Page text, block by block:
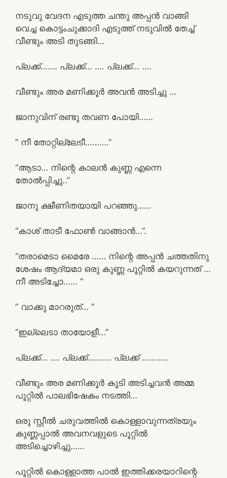
നടുവു വേദന എടുത്ത ചന്തു അപ്പൻ വാങ്ങി
വെച്ച കൊട്ടംചുക്കാദി എടുത്ത് നടുവിൽ തേച്ച്
വീണ്ടും അടി തുടങ്ങി…
പ്ലക്ക്……. പ്ലക്ക്… …. പ്ലക്ക്… ….
വീണ്ടും അര മണിക്കൂർ അവൻ അടിച്ചു …
ജാനുവിന് രണ്ടു തവണ പോയി……
” നീ തോറ്റില്ലേടീ……….”
“ആടാ… നിന്റെ കാലൻ കുണ്ണ എന്നെ
തോൽപ്പിച്ചു..”
ജാനു ക്ഷീണിതയായി പറഞ്ഞു……
“കാശ് താടീ ഫോൺ വാങ്ങാൻ…”.
“തരാമെടാ മൈരേ …… നിന്റെ അപ്പൻ ചത്തതിനു
ശേഷം ആദ്യമാ ഒരു കുണ്ണ പൂറ്റിൽ കയറുന്നത് …
നീ അടിച്ചോ…… ”
” വാക്കു മാറരുത്… ”
“ഇല്ലെടാ തായോളീ…”
പ്ലക്ക്… …. പ്ലക്ക്………. പ്ലക്ക് ………..
വീണ്ടും അര മണിക്കൂർ കൂടി അടിച്ചവൻ അമ്മ
പൂറ്റിൽ പാലഭിഷേകം നടത്തി…
ഒരു സ്റ്റീൽ ചരുവത്തിൽ കൊള്ളാവുന്നത്രയും
കുണ്ണപ്പാൽ അവനവളുടെ പൂറ്റിൽ
അടിച്ചൊഴിച്ചു……
പൂറ്റിൽ കൊള്ളാത്ത പാൽ ഇത്തിക്കരയാറിന്റെ